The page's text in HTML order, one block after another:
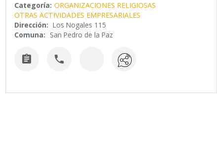
Categoría: ORGANIZACIONES RELIGIOSAS
OTRAS ACTIVIDADES EMPRESARIALES
Dirección: Los Nogales 115
Comuna: San Pedro de la Paz
 